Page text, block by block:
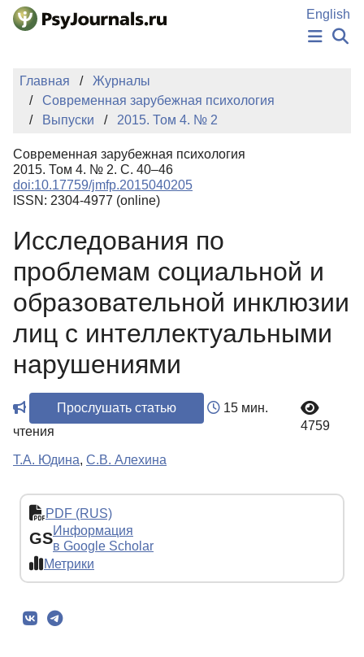
Перейти к основному содержанию
English
НОВОСТИ
ИЗДАНИЯ
АВТОРЫ
БАЗА ЗНАНИЙ
КЛЮЧЕВЫЕ СЛОВА
Регистрация
Главная
Журналы
Современная зарубежная психология
Выпуски
2015. Том 4. № 2
Современная зарубежная психология
2015. Том 4. № 2. С. 40–46
doi:10.17759/jmfp.2015040205
ISSN: 2304-4977 (online)
Исследования по
проблемам социальной и
образовательной инклюзии
лиц с интеллектуальными
нарушениями
Прослушать статью
15 мин.
чтения
4759
Т.А. Юдина, С.В. Алехина
PDF (RUS)
GSИнформация
в Google Scholar
Метрики